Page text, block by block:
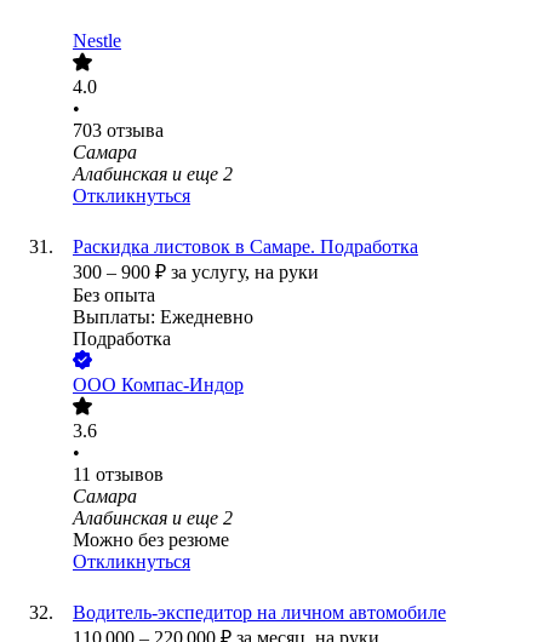
Nestle
4.0
•
703 отзыва
Самара
Алабинская и еще 2
Откликнуться
Раскидка листовок в Самаре. Подработка
300 – 900 ₽ за услугу, на руки
Без опыта
Выплаты: Ежедневно
Подработка
ООО Компас-Индор
3.6
•
11 отзывов
Самара
Алабинская и еще 2
Можно без резюме
Откликнуться
Водитель-экспедитор на личном автомобиле